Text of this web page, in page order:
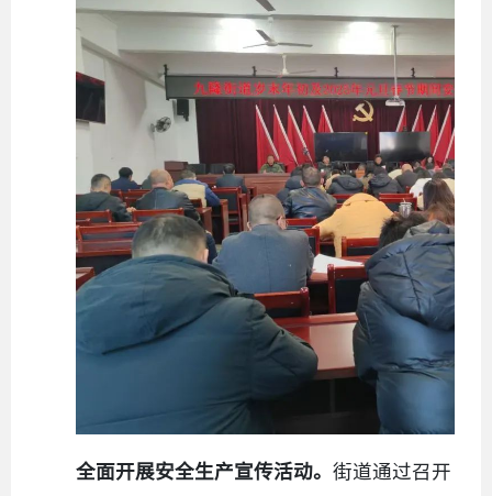
全面开展安全生产宣传活动。街道通过召开